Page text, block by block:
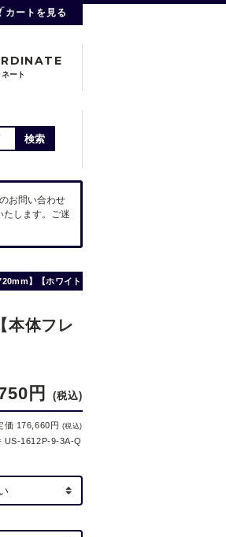
カートを見る
検索
ート
お問い合わせ
たします。ご迷
】【ホワイト】
本体フレ
円 (税込)
価 176,660円 (税込)
US-1612P-9-3A-Q